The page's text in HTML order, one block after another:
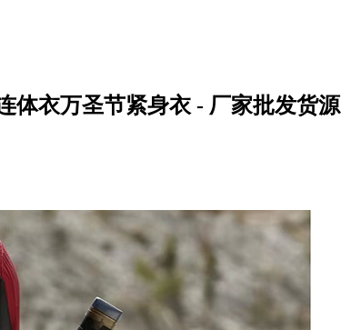
体衣万圣节紧身衣 - 厂家批发货源